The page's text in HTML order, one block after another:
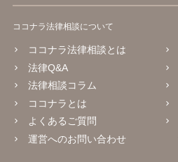
ココナラ法律相談について
ココナラ法律相談とは
法律Q&A
法律相談コラム
ココナラとは
よくあるご質問
運営へのお問い合わせ